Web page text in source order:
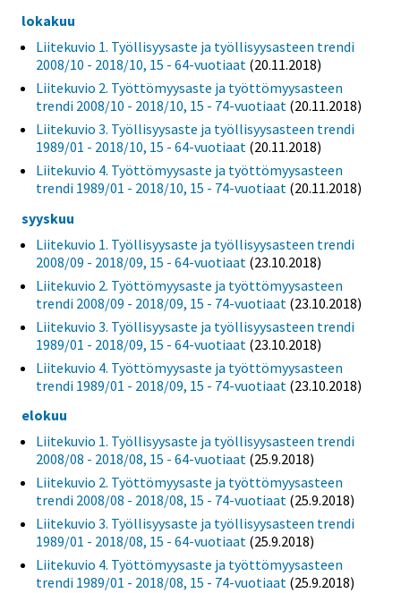
lokakuu
Liitekuvio 1. Työllisyysaste ja työllisyysasteen trendi
2008/10 - 2018/10, 15 - 64-vuotiaat (20.11.2018)
Liitekuvio 2. Työttömyysaste ja työttömyysasteen
trendi 2008/10 - 2018/10, 15 - 74-vuotiaat (20.11.2018)
Liitekuvio 3. Työllisyysaste ja työllisyysasteen trendi
1989/01 - 2018/10, 15 - 64-vuotiaat (20.11.2018)
Liitekuvio 4. Työttömyysaste ja työttömyysasteen
trendi 1989/01 - 2018/10, 15 - 74-vuotiaat (20.11.2018)
syyskuu
Liitekuvio 1. Työllisyysaste ja työllisyysasteen trendi
2008/09 - 2018/09, 15 - 64-vuotiaat (23.10.2018)
Liitekuvio 2. Työttömyysaste ja työttömyysasteen
trendi 2008/09 - 2018/09, 15 - 74-vuotiaat (23.10.2018)
Liitekuvio 3. Työllisyysaste ja työllisyysasteen trendi
1989/01 - 2018/09, 15 - 64-vuotiaat (23.10.2018)
Liitekuvio 4. Työttömyysaste ja työttömyysasteen
trendi 1989/01 - 2018/09, 15 - 74-vuotiaat (23.10.2018)
elokuu
Liitekuvio 1. Työllisyysaste ja työllisyysasteen trendi
2008/08 - 2018/08, 15 - 64-vuotiaat (25.9.2018)
Liitekuvio 2. Työttömyysaste ja työttömyysasteen
trendi 2008/08 - 2018/08, 15 - 74-vuotiaat (25.9.2018)
Liitekuvio 3. Työllisyysaste ja työllisyysasteen trendi
1989/01 - 2018/08, 15 - 64-vuotiaat (25.9.2018)
Liitekuvio 4. Työttömyysaste ja työttömyysasteen
trendi 1989/01 - 2018/08, 15 - 74-vuotiaat (25.9.2018)